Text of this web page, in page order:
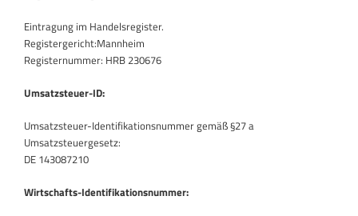
Eintragung im Handelsregister.
Registergericht:Mannheim
Registernummer: HRB 230676
Umsatzsteuer-ID:
Umsatzsteuer-Identifikationsnummer gemäß §27 a
Umsatzsteuergesetz:
DE 143087210
Wirtschafts-Identifikationsnummer: